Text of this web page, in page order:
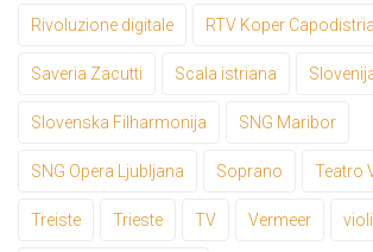
Rivoluzione digitale RTV Koper Capodistria
Saveria Zacutti Scala istriana
Slovenska Filharmonija SNG Maribor
SNG Opera Ljubljana Soprano Teatro
Treiste Trieste TV Vermeer